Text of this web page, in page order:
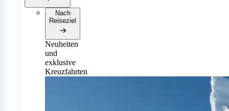
Nach
Reiseziel
Neuheiten
und
exklusive
Kreuzfahrten